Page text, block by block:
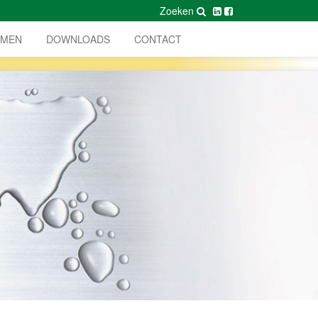
Zoeken
DOWNLOADS CONTACT